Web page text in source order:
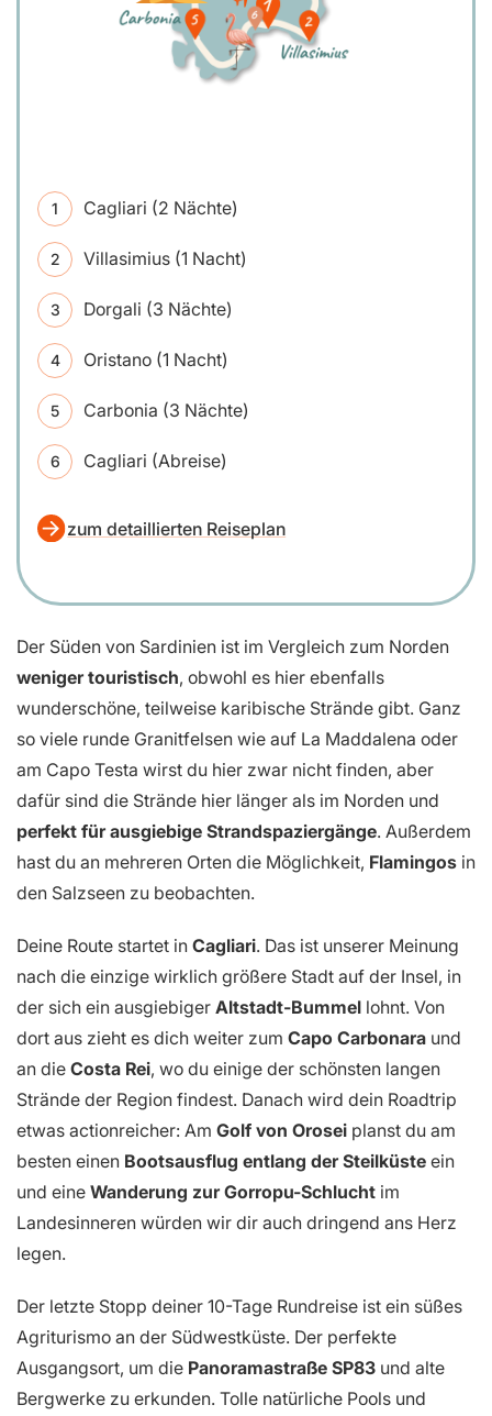
Cagliari (2 Nächte)
Villasimius (1 Nacht)
Dorgali (3 Nächte)
Oristano (1 Nacht)
Carbonia (3 Nächte)
Cagliari (Abreise)
zum detaillierten Reiseplan
Der Süden von Sardinien ist im Vergleich zum Norden
weniger touristisch, obwohl es hier ebenfalls
wunderschöne, teilweise karibische Strände gibt. Ganz
so viele runde Granitfelsen wie auf La Maddalena oder
am Capo Testa wirst du hier zwar nicht finden, aber
dafür sind die Strände hier länger als im Norden und
perfekt für ausgiebige Strandspaziergänge. Außerdem
hast du an mehreren Orten die Möglichkeit, Flamingos in
den Salzseen zu beobachten.
Deine Route startet in Cagliari. Das ist unserer Meinung
nach die einzige wirklich größere Stadt auf der Insel, in
der sich ein ausgiebiger Altstadt-Bummel lohnt. Von
dort aus zieht es dich weiter zum Capo Carbonara und
an die Costa Rei, wo du einige der schönsten langen
Strände der Region findest. Danach wird dein Roadtrip
etwas actionreicher: Am Golf von Orosei planst du am
besten einen Bootsausflug entlang der Steilküste ein
und eine Wanderung zur Gorropu-Schlucht im
Landesinneren würden wir dir auch dringend ans Herz
legen.
Der letzte Stopp deiner 10-Tage Rundreise ist ein süßes
Agriturismo an der Südwestküste. Der perfekte
Ausgangsort, um die Panoramastraße SP83 und alte
Bergwerke zu erkunden. Tolle natürliche Pools und